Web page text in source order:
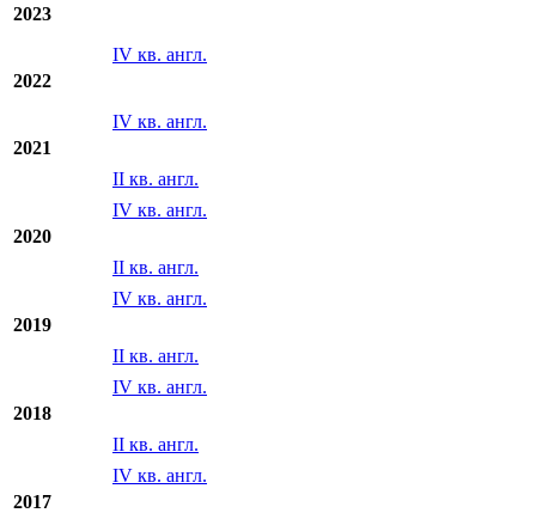
2023
IV кв. англ.
2022
IV кв. англ.
2021
II кв. англ.
IV кв. англ.
2020
II кв. англ.
IV кв. англ.
2019
II кв. англ.
IV кв. англ.
2018
II кв. англ.
IV кв. англ.
2017